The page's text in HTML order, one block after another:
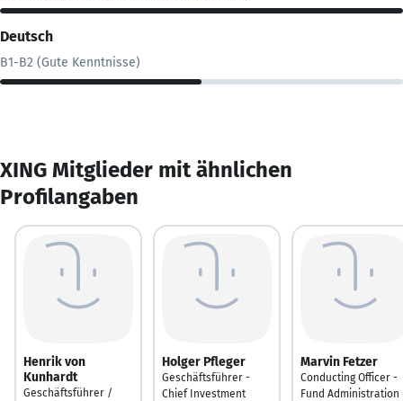
Deutsch
B1-B2 (Gute Kenntnisse)
XING Mitglieder mit ähnlichen
Profilangaben
Henrik von
Kunhardt
Geschäftsführer /
Holger Pfleger
Geschäftsführer -
Chief Investment
Marvin Fetzer
Conducting Officer -
Fund